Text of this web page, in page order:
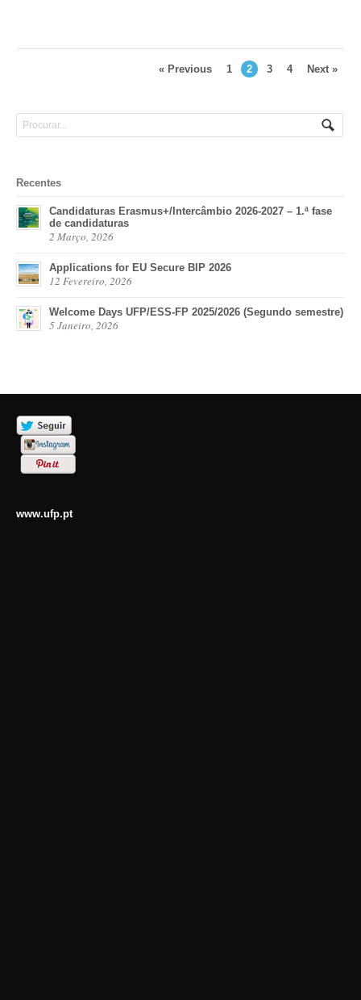
« Previous 1 2 3 4 Next »
Recentes
Candidaturas Erasmus+/Intercâmbio 2026-2027 – 1.ª fase
de candidaturas
2 Março, 2026
Applications for EU Secure BIP 2026
12 Fevereiro, 2026
Welcome Days UFP/ESS-FP 2025/2026 (Segundo semestre)
5 Janeiro, 2026
www.ufp.pt